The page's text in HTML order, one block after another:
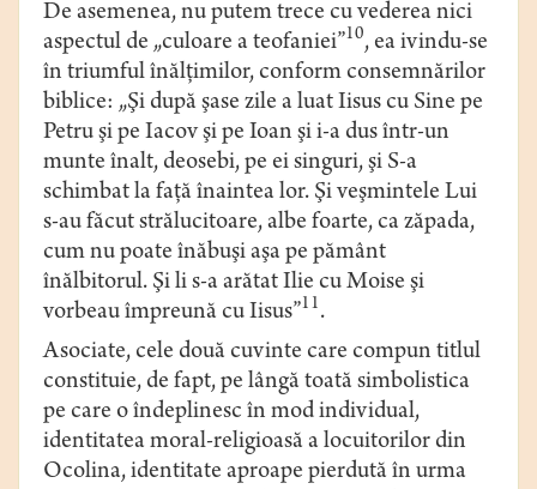
De asemenea, nu putem trece cu vederea nici
aspectul de „culoare a teofaniei”10, ea ivindu-se
în triumful înălţimilor, conform consemnărilor
biblice: „Şi după şase zile a luat Iisus cu Sine pe
Petru şi pe Iacov şi pe Ioan şi i-a dus într-un
munte înalt, deosebi, pe ei singuri, şi S-a
schimbat la faţă înaintea lor. Şi veşmintele Lui
s-au făcut strălucitoare, albe foarte, ca zăpada,
cum nu poate înăbuşi aşa pe pământ
înălbitorul. Şi li s-a arătat Ilie cu Moise şi
vorbeau împreună cu Iisus”11.
Asociate, cele două cuvinte care compun titlul
constituie, de fapt, pe lângă toată simbolistica
pe care o îndeplinesc în mod individual,
identitatea moral-religioasă a locuitorilor din
Ocolina, identitate aproape pierdută în urma